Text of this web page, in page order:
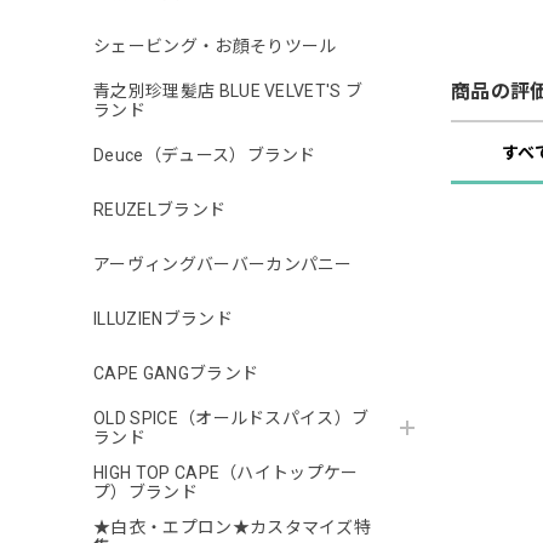
シェービング・お顔そりツール
青之別珍理髪店 BLUE VELVET'S ブ
ランド
Deuce（デュース）ブランド
REUZELブランド
アーヴィングバーバーカンパニー
ILLUZIENブランド
CAPE GANGブランド
OLD SPICE（オールドスパイス）ブ
ランド
HIGH TOP CAPE（ハイトップケー
プ）ブランド
★白衣・エプロン★カスタマイズ特
商品の評
すべ